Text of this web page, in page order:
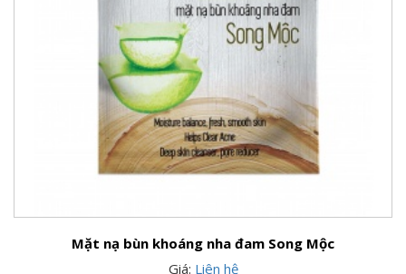
Mặt nạ bùn khoáng nha đam Song Mộc
Giá: Liên hệ